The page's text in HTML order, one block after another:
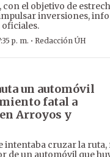
el objetivo de
inversiones,
oficiales.
p. m. · Redacción ÚH
un automóvil
fatal a
Arroyos y
intentaba cruzar la
de un automóvil que